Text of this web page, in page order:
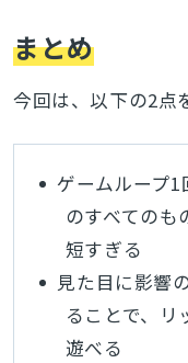
まとめ
今回は、以下の2点
ゲームループ
のすべてのも
短すぎる
見た目に影響
ることで、リ
遊べる